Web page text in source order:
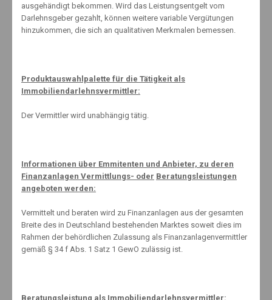
Händchen?
26. April 2022
Jung und arm dran ?
27. Juni 2019
Die lieben Zähne mal wieder
28. Oktober 2020
ausgehändigt bekommen. Wird das Leistungsentgelt vom
Darlehnsgeber gezahlt, können weitere variable Vergütungen
hinzukommen, die sich an qualitativen Merkmalen bemessen.
Produktauswahlpalette für die Tätigkeit als
Immobiliendarlehnsvermittler:
Der Vermittler wird unabhängig tätig.
Informationen über Emmitenten und Anbieter, zu deren
Finanzanlagen Vermittlungs- oder Beratungsleistungen
angeboten werden:
Vermittelt und beraten wird zu Finanzanlagen aus der gesamten
Breite des in Deutschland bestehenden Marktes soweit dies im
Rahmen der behördlichen Zulassung als Finanzanlagenvermittler
gemäß § 34 f Abs. 1 Satz 1 GewO zulässig ist.
Beratungsleistung als Immobiliendarlehnsvermittler: